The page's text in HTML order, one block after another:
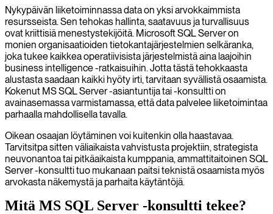
Tarjoamme asiantuntevia MS SQL Server -spesialisteja, jotka voivat
optimoida tietokantasi suorituskyvyn, varmistaa turvallisuuden ja
toteuttaa tehokkaita hallintastrategioita liiketoimintasi kannalta
kriittisiin järjestelmiin.
Nykypäivän liiketoiminnassa data on yksi arvokkaimmista
resursseista. Sen tehokas hallinta, saatavuus ja turvallisuus
ovat kriittisiä menestystekijöitä. Microsoft SQL Server on
monien organisaatioiden tietokantajärjestelmien selkäranka,
joka tukee kaikkea operatiivisista järjestelmistä aina laajoihin
business intelligence -ratkaisuihin. Jotta tästä tehokkaasta
alustasta saadaan kaikki hyöty irti, tarvitaan syvällistä osaamista.
Kokenut MS SQL Server -asiantuntija tai -konsultti on
avainasemassa varmistamassa, että data palvelee liiketoimintaa
parhaalla mahdollisella tavalla.
Oikean osaajan löytäminen voi kuitenkin olla haastavaa.
Tarvitsitpa sitten väliaikaista vahvistusta projektiin, strategista
neuvonantoa tai pitkäaikaista kumppania, ammattitaitoinen SQL
Server -konsultti tuo mukanaan paitsi teknistä osaamista myös
arvokasta näkemystä ja parhaita käytäntöjä.
Mitä MS SQL Server -konsultti tekee?